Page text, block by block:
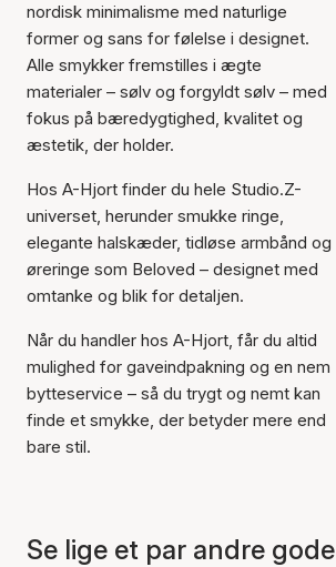
Varen er tilføjet til kurven
nordisk minimalisme med naturlige
former og sans for følelse i designet.
Alle smykker fremstilles i ægte
materialer – sølv og forgyldt sølv – med
fokus på bæredygtighed, kvalitet og
æstetik, der holder.
Hos A-Hjort finder du hele Studio.Z-
universet, herunder smukke ringe,
elegante halskæder, tidløse armbånd og
øreringe som Beloved – designet med
omtanke og blik for detaljen.
Når du handler hos A-Hjort, får du altid
mulighed for gaveindpakning og en nem
bytteservice – så du trygt og nemt kan
finde et smykke, der betyder mere end
bare stil.
Se lige et par andre gode